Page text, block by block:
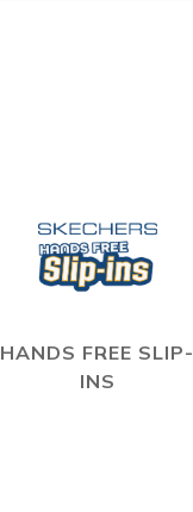
HANDS FREE SLIP-
INS